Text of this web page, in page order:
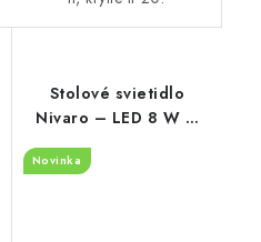
Stolové svietidlo
Nivaro – LED 8 W –
Novinka